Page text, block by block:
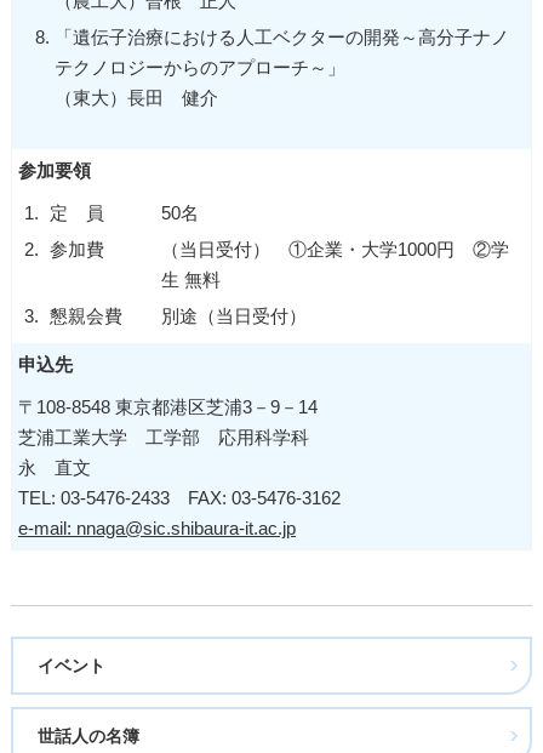
「遺伝子治療における人工ベクターの開発～高分子ナノ
テクノロジーからのアプローチ～」
（東大）長田 健介
参加要領
1. 定 員
50名
2. 参加費
（当日受付） ①企業・大学1000円 ②学
生 無料
3. 懇親会費 別途（当日受付）
申込先
〒108-8548 東京都港区芝浦3－9－14
芝浦工業大学 工学部 応用科学科
永 直文
TEL: 03-5476-2433 FAX: 03-5476-3162
e-mail: nnaga@sic.shibaura-it.ac.jp
イベント
世話人の名簿